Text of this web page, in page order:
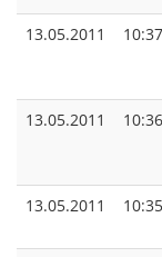
13.05.2011
10:37
13.05.2011
10:36
13.05.2011
10:35